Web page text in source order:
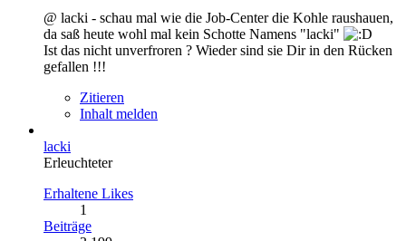
@ lacki - schau mal wie die Job-Center die Kohle raushauen,
da saß heute wohl mal kein Schotte Namens "lacki"
Ist das nicht unverfroren ? Wieder sind sie Dir in den Rücken
gefallen !!!
Zitieren
Inhalt melden
lacki
Erleuchteter
Erhaltene Likes
1
Beiträge